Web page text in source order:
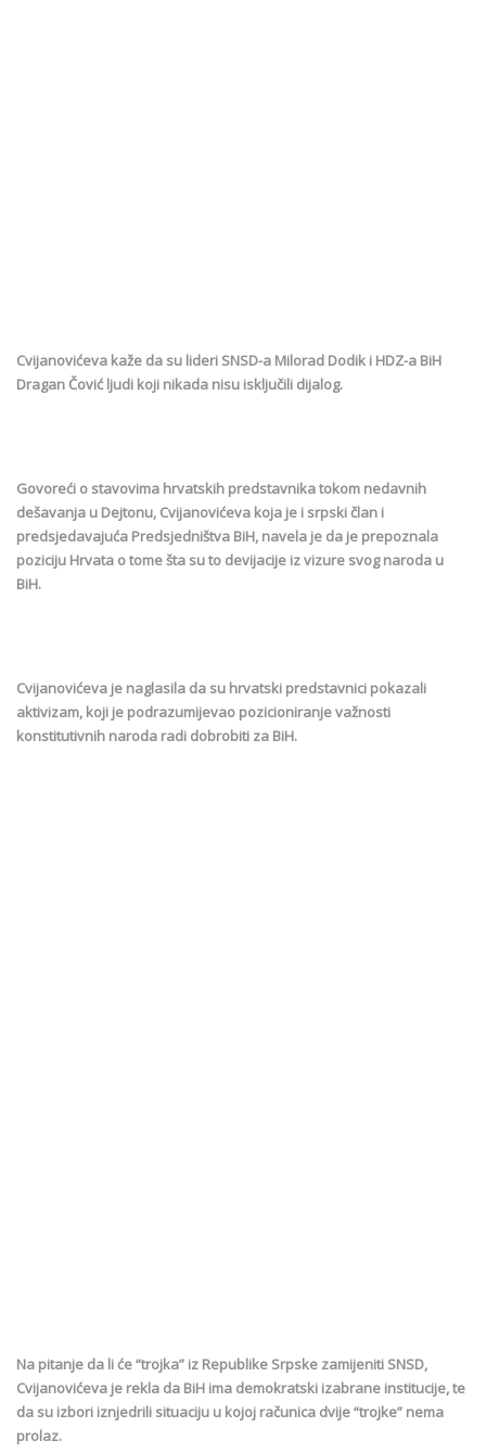
Cvijanovićeva kaže da su lideri SNSD-a Milorad Dodik i HDZ-a BiH
Dragan Čović ljudi koji nikada nisu isključili dijalog.
Govoreći o stavovima hrvatskih predstavnika tokom nedavnih
dešavanja u Dejtonu, Cvijanovićeva koja je i srpski član i
predsjedavajuća Predsjedništva BiH, navela je da je prepoznala
poziciju Hrvata o tome šta su to devijacije iz vizure svog naroda u
BiH.
Cvijanovićeva je naglasila da su hrvatski predstavnici pokazali
aktivizam, koji je podrazumijevao pozicioniranje važnosti
konstitutivnih naroda radi dobrobiti za BiH.
Na pitanje da li će “trojka” iz Republike Srpske zamijeniti SNSD,
Cvijanovićeva je rekla da BiH ima demokratski izabrane institucije, te
da su izbori iznjedrili situaciju u kojoj računica dvije “trojke” nema
prolaz.